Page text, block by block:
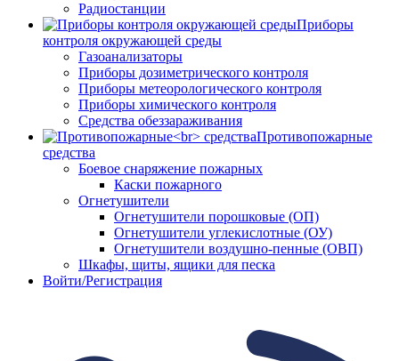
Радиостанции
Приборы
контроля окружающей среды
Газоанализаторы
Приборы дозиметрического контроля
Приборы метеорологического контроля
Приборы химического контроля
Средства обеззараживания
Противопожарные
средства
Боевое снаряжение пожарных
Каски пожарного
Огнетушители
Огнетушители порошковые (ОП)
Огнетушители углекислотные (ОУ)
Огнетушители воздушно-пенные (ОВП)
Шкафы, щиты, ящики для песка
Войти/Регистрация